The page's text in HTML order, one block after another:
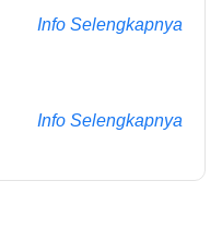
Info Selengkapnya
Info Selengkapnya